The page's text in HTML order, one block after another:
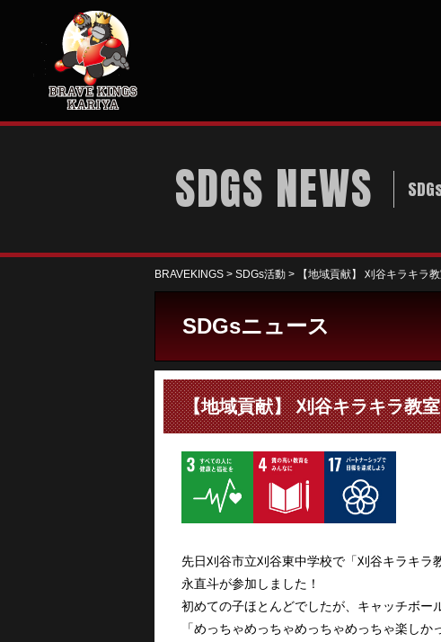
SDGS NEWS
BRAVEKINGS > SDGs活動 > 【地域貢献】 刈谷キラキラ
SDGsニュース
【地域貢献】 刈谷キラキラ教
先日刈谷市立刈谷東中学校で「刈谷キラキ
永直斗が参加しました！
初めての子ほとんどでしたが、キャッチボー
「めっちゃめっちゃめっちゃめっちゃ楽しか